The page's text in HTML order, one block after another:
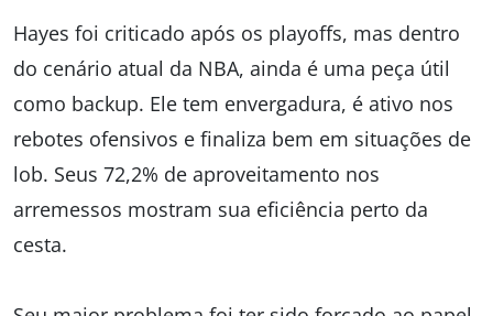
Hayes foi criticado após os playoffs, mas dentro
do cenário atual da NBA, ainda é uma peça útil
como backup. Ele tem envergadura, é ativo nos
rebotes ofensivos e finaliza bem em situações de
lob. Seus 72,2% de aproveitamento nos
arremessos mostram sua eficiência perto da
cesta.